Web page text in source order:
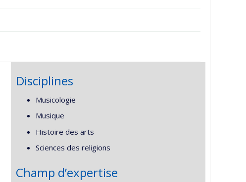
Disciplines
Musicologie
Musique
Histoire des arts
Sciences des religions
Champ d’expertise